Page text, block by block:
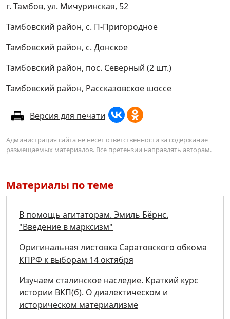
г. Тамбов, ул. Мичуринская, 52
Тамбовский район, с. П-Пригородное
Тамбовский район, с. Донское
Тамбовский район, пос. Северный (2 шт.)
Тамбовский район, Рассказовское шоссе
Версия для печати
Администрация сайта не несёт ответственности за содержание
размещаемых материалов. Все претензии направлять авторам.
Материалы по теме
В помощь агитаторам. Эмиль Бёрнс.
"Введение в марксизм"
Оригинальная листовка Саратовского обкома
КПРФ к выборам 14 октября
Изучаем сталинское наследие. Краткий курс
истории ВКП(б). О диалектическом и
историческом материализме